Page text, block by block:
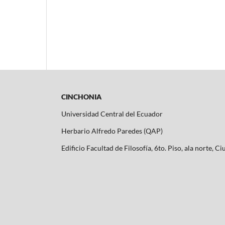
CINCHONIA
Universidad Central del Ecuador
Herbario Alfredo Paredes (QAP)
Edificio Facultad de Filosofía, 6to. Piso, ala norte,